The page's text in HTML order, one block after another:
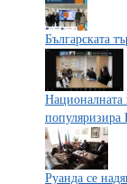
Българската
Националната
популяризира
Руанда се